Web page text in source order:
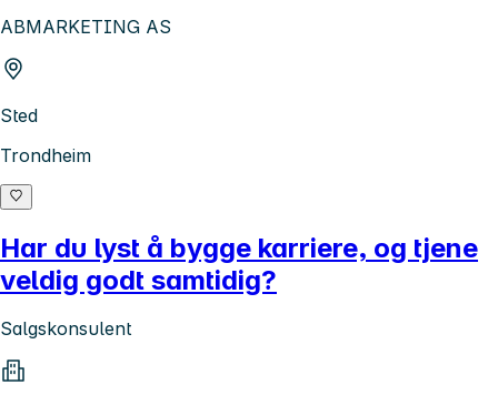
ABMARKETING AS
Sted
Trondheim
Har du lyst å bygge karriere, og tjene
veldig godt samtidig?
Salgskonsulent